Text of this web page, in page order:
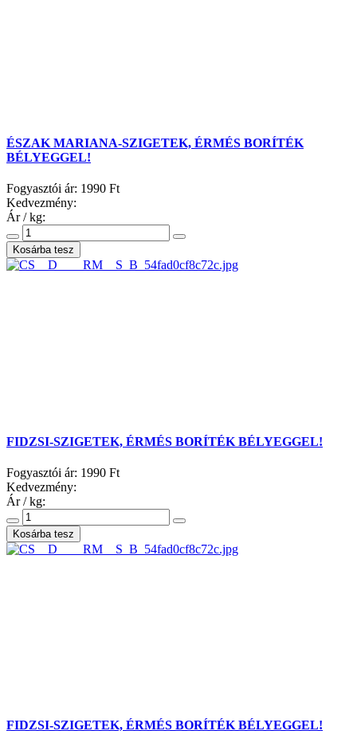
ÉSZAK MARIANA-SZIGETEK, ÉRMÉS BORÍTÉK
BÉLYEGGEL!
Fogyasztói ár: 1990 Ft
Kedvezmény:
Ár / kg:
FIDZSI-SZIGETEK, ÉRMÉS BORÍTÉK BÉLYEGGEL!
Fogyasztói ár: 1990 Ft
Kedvezmény:
Ár / kg:
FIDZSI-SZIGETEK, ÉRMÉS BORÍTÉK BÉLYEGGEL!